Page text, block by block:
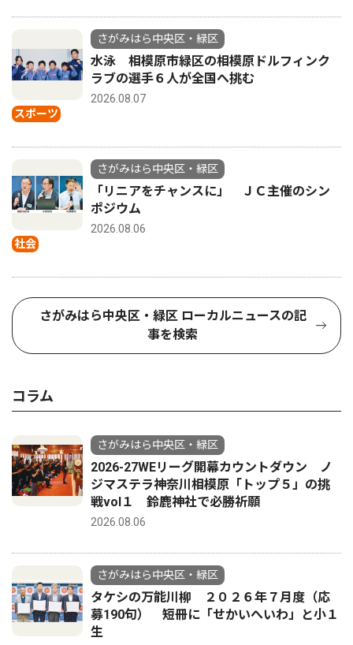
スポーツ
さがみはら中央区・緑区
水泳 相模原市緑区の相模原ドルフィンク
ラブの選手６人が全国へ挑む
2026.08.07
社会
さがみはら中央区・緑区
「リニアをチャンスに」 ＪＣ主催のシン
ポジウム
2026.08.06
さがみはら中央区・緑区 ローカルニュースの記
事を検索
コラム
さがみはら中央区・緑区
2026-27WEリーグ開幕カウントダウン ノ
ジマステラ神奈川相模原「トップ５」の挑
戦vol１ 鈴鹿神社で必勝祈願
2026.08.06
さがみはら中央区・緑区
タケシの万能川柳 ２０２６年７月度（応
募190句） 短冊に「せかいへいわ」と小１
生